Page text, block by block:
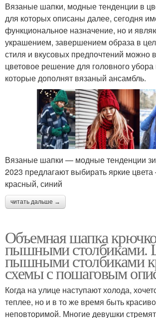
Вязаные шапки, модные тенденции в
для которых описаны далее, сегодня
функциональное назначение, но и
украшением, завершением образа в
стиля и вкусовых предпочтений можно
цветовое решение для головного убора
которые дополнят вязаный ансамбль.
Вязаные шапки — модные тенденции
2023 предлагают выбирать яркие
красный, синий
читать дальше →
Объемная шапка
пышными столбиками.
пышными столбиками
схемы с пошаговым
Когда на улице наступают холода,
теплее, но и в то же время быть
неповторимой. Многие девушки